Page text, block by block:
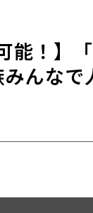
能！】
んな